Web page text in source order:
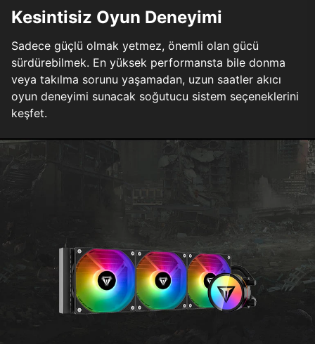
Kesintisiz Oyun Deneyimi
Sadece güçlü olmak yetmez, önemli olan gücü
sürdürebilmek. En yüksek performansta bile donma
veya takılma sorunu yaşamadan, uzun saatler akıcı
oyun deneyimi sunacak soğutucu sistem seçeneklerini
keşfet.